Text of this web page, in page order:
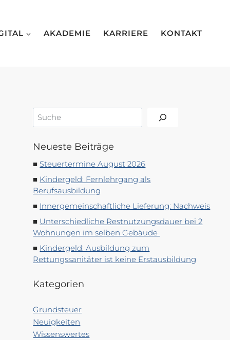
AKADEMIE KARRIERE KONTAKT
Suchen
Neueste Beiträge
Steuertermine August 2026
Kindergeld: Fernlehrgang als
Berufsausbildung
Innergemeinschaftliche Lieferung: Nachweis
Unterschiedliche Restnutzungsdauer bei 2
Wohnungen im selben Gebäude
Kindergeld: Ausbildung zum
Rettungssanitäter ist keine Erstausbildung
Kategorien
Grundsteuer
Neuigkeiten
Wissenswertes